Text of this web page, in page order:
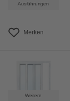
Ausführungen
Merken
Weitere